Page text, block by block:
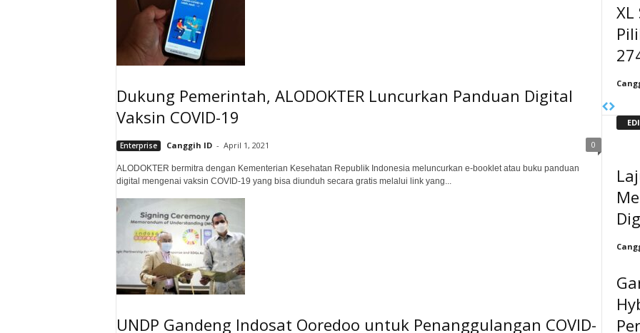
Dukung Pemerintah, ALODOKTER Luncurkan Panduan Digital
Vaksin COVID-19
Enterprise Canggih ID - April 1, 2021 0
ALODOKTER bermitra dengan Kementerian Kesehatan Republik Indonesia meluncurkan e-booklet atau buku panduan
digital mengenai vaksin COVID-19 yang bisa diunduh secara gratis melalui link yang...
UNDP Gandeng Indosat Ooredoo untuk Penanggulangan COVID-
XL